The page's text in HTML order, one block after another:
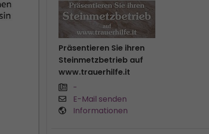
Präsentieren Sie ihren
Steinmetzbetrieb auf
www.trauerhilfe.it
-
E-Mail senden
Informationen